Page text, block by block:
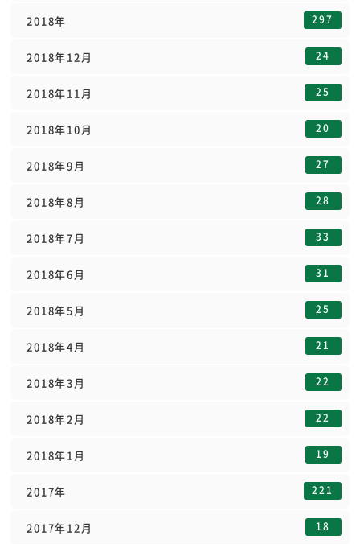
2018年 297
2018年12月 24
2018年11月 25
2018年10月 20
2018年9月 27
2018年8月 28
2018年7月 33
2018年6月 31
2018年5月 25
2018年4月 21
2018年3月 22
2018年2月 22
2018年1月 19
2017年 221
2017年12月 18